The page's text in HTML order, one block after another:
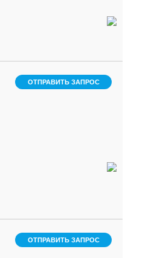
ОТПРАВИТЬ ЗАПРОС
ОТПРАВИТЬ ЗАПРОС